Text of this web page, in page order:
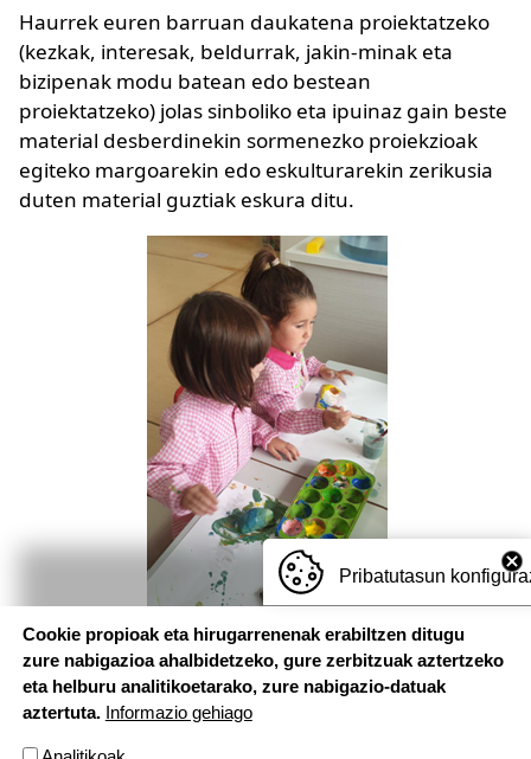
Haurrek euren barruan daukatena proiektatzeko
(kezkak, interesak, beldurrak, jakin-minak eta
bizipenak modu batean edo bestean
proiektatzeko) jolas sinboliko eta ipuinaz gain beste
material desberdinekin sormenezko proiekzioak
egiteko margoarekin edo eskulturarekin zerikusia
duten material guztiak eskura ditu.
Pribatutasun
Cookie propioak eta hirugarrenenak erabiltzen ditugu
zure nabigazioa ahalbidetzeko, gure zerbitzuak aztertzeko
eta helburu analitikoetarako, zure nabigazio-datuak
aztertuta. Informazio gehiago